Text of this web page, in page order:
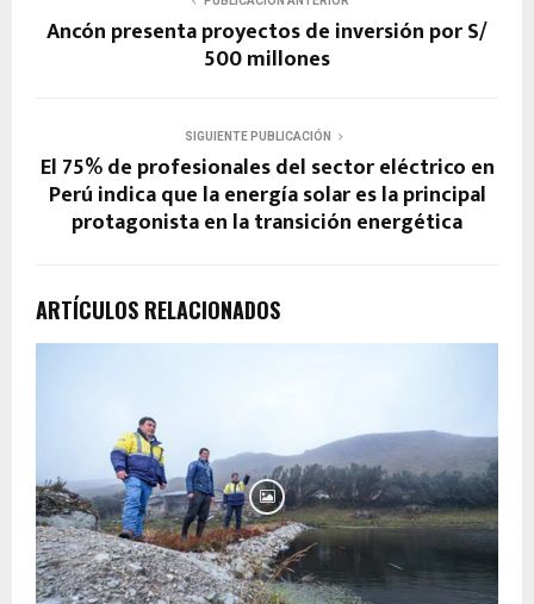
Ancón presenta proyectos de inversión por S/
500 millones
SIGUIENTE PUBLICACIÓN
El 75% de profesionales del sector eléctrico en
Perú indica que la energía solar es la principal
protagonista en la transición energética
ARTÍCULOS RELACIONADOS